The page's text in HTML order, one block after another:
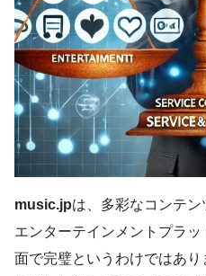
music.jpは、多彩なコンテ
エンターテインメントプラ
面で完璧というわけではあ